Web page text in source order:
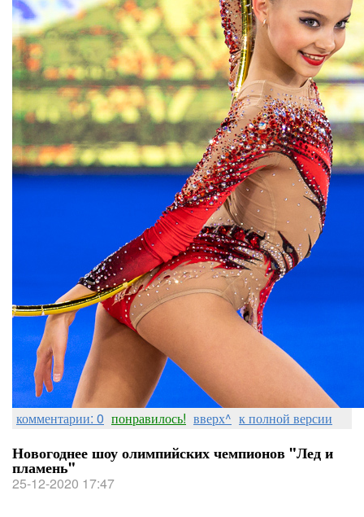
комментарии: 0 понравилось! вверх^ к полной версии
Новогоднее шоу олимпийских чемпионов "Лед и
пламень"
25-12-2020 17:47